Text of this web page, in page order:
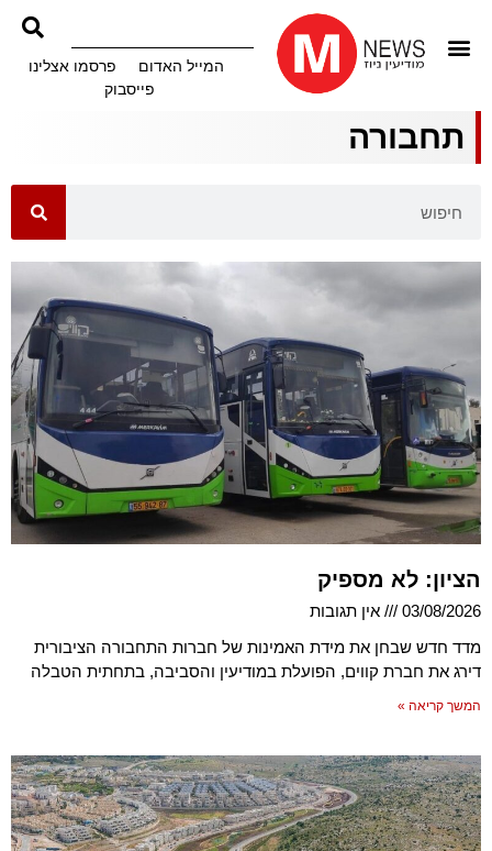
המייל האדום
פרסמו אצלינו
פייסבוק
תחבורה
הציון: לא מספיק
03/08/2026
אין תגובות
מדד חדש שבחן את מידת האמינות של חברות התחבורה הציבורית
דירג את חברת קווים, הפועלת במודיעין והסביבה, בתחתית הטבלה
המשך קריאה »